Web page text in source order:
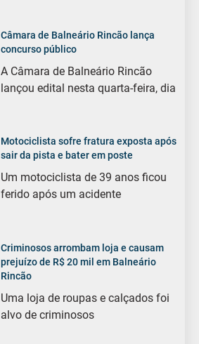
Câmara de Balneário Rincão lança
concurso público
A Câmara de Balneário Rincão
lançou edital nesta quarta-feira, dia
Motociclista sofre fratura exposta após
sair da pista e bater em poste
Um motociclista de 39 anos ficou
ferido após um acidente
Criminosos arrombam loja e causam
prejuízo de R$ 20 mil em Balneário
Rincão
Uma loja de roupas e calçados foi
alvo de criminosos